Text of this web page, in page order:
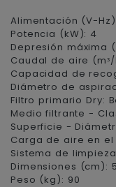
Alimentación (V-
Potencia (kW): 4
Depresión máxima
Caudal de aire
Capacidad de
Diámetro de
Filtro primario Dry:
Medio filtrante -
Superficie -
Carga de aire en el
Sistema de
Dimensiones (cm):
Peso (kg): 90